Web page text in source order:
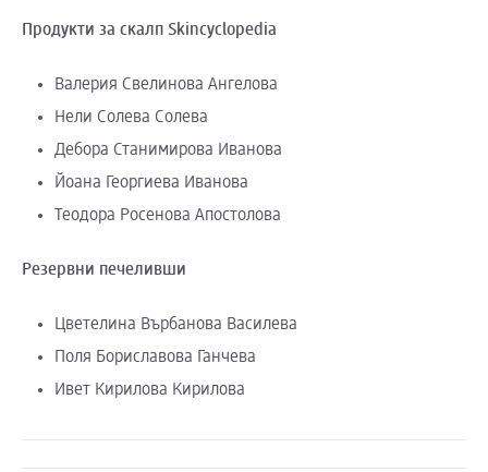
Продукти за скалп Skincyclopedia
Валерия Свелинова Ангелова
Нели Солева Солева
Дебора Станимирова Иванова
Йоана Георгиева Иванова
Теодора Росенова Апостолова
Резервни печеливши
Цветелина Върбанова Василева
Поля Бориславова Ганчева
Ивет Кирилова Кирилова